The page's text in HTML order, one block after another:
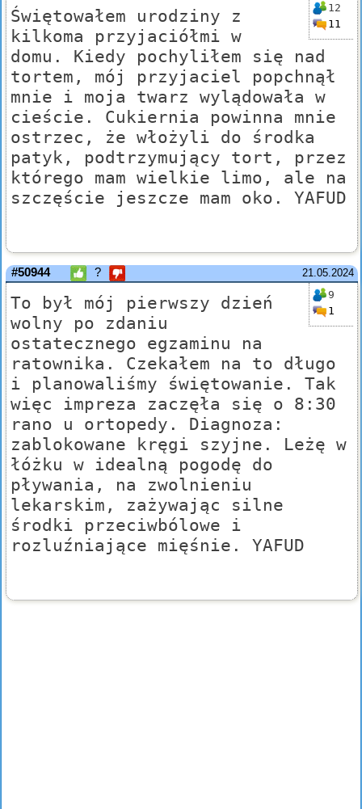
12
11
Świętowałem urodziny z
kilkoma przyjaciółmi w
domu. Kiedy pochyliłem się nad
tortem, mój przyjaciel popchnął
mnie i moja twarz wylądowała w
cieście. Cukiernia powinna mnie
ostrzec, że włożyli do środka
patyk, podtrzymujący tort, przez
którego mam wielkie limo, ale na
szczęście jeszcze mam oko. YAFUD
21.05.2024
#50944 ?
9
1
To był mój pierwszy dzień
wolny po zdaniu
ostatecznego egzaminu na
ratownika. Czekałem na to długo
i planowaliśmy świętowanie. Tak
więc impreza zaczęła się o 8:30
rano u ortopedy. Diagnoza:
zablokowane kręgi szyjne. Leżę w
łóżku w idealną pogodę do
pływania, na zwolnieniu
lekarskim, zażywając silne
środki przeciwbólowe i
rozluźniające mięśnie. YAFUD